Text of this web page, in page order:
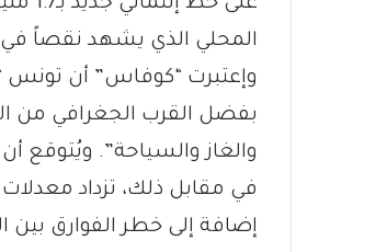
المحلي الذي يشهد نقصاً في
وإعتبرت “كوفاس” أن تونس
بفضل القرب الجغرافي من
والغاز والسياحة”. ويُتوقع أن يسجل
في مقابل ذلك، تزداد
إضافة إلى خطر الفوارق